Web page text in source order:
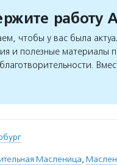
работу
чтобы у вас была
и полезные материалы
Масленица,